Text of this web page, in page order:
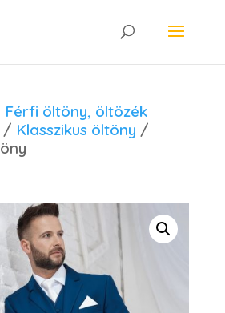
Férfi öltöny, öltözék
/ Klasszikus öltöny /